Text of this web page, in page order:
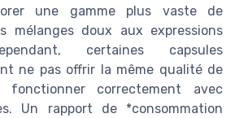
une gamme plus vaste de
mélanges doux aux expressions
certaines capsules
ne pas offrir la même qualité de
correctement avec
Un rapport de *consommation